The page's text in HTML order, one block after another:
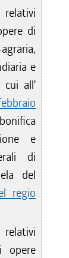
di
e
cui all'
e
di
del
regio
opere